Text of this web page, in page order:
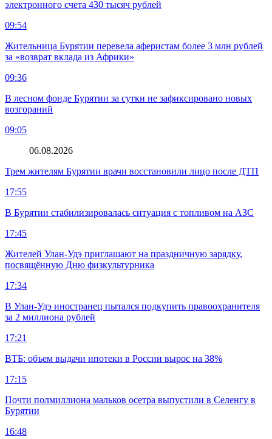
электронного счета 430 тысяч рублей
09:54
Жительница Бурятии перевела аферистам более 3 млн рублей
за «возврат вклада из Африки»
09:36
В лесном фонде Бурятии за сутки не зафиксировано новых
возгораний
09:05
06.08.2026
Трем жителям Бурятии врачи восстановили лицо после ДТП
17:55
В Бурятии стабилизировалась ситуация с топливом на АЗС
17:45
Жителей Улан-Удэ приглашают на праздничную зарядку,
посвящённую Дню физкультурника
17:34
В Улан-Удэ иностранец пытался подкупить правоохранителя
за 2 миллиона рублей
17:21
ВТБ: объем выдачи ипотеки в России вырос на 38%
17:15
Почти полмиллиона мальков осетра выпустили в Селенгу в
Бурятии
16:48